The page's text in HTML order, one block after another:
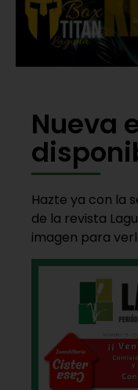
Nueva
Hazte ya con la
de la revista
imagen para